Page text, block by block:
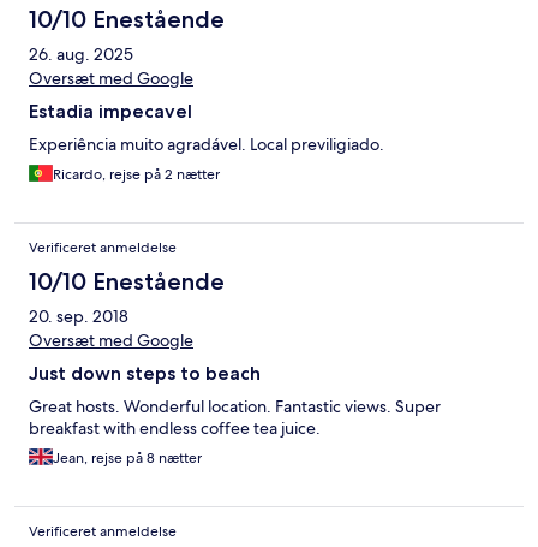
10/10 Enestående
26. aug. 2025
Oversæt med Google
Estadia impecavel
Experiência muito agradável. Local previligiado.
Ricardo, rejse på 2 nætter
Verificeret anmeldelse
10/10 Enestående
20. sep. 2018
Oversæt med Google
Just down steps to beach
Great hosts. Wonderful location. Fantastic views. Super
breakfast with endless coffee tea juice.
Jean, rejse på 8 nætter
Verificeret anmeldelse